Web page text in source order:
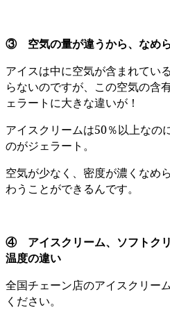
③ 空気の量が違うから、なめら
アイスは中に空気が含まれてい
らないのですが、この空気の含
ェラートに大きな違いが！
アイスクリームは50％以上なの
のがジェラート。
空気が少なく、密度が濃くなめ
わうことができるんです。
④ アイスクリーム、ソフトク
温度の違い
全国チェーン店のアイスクリー
ください。